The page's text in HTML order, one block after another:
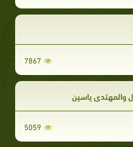
7867
والمهتدى ياسين
5059